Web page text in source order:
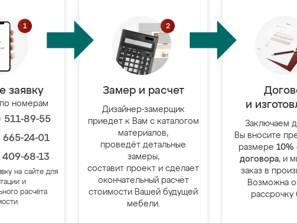
заявку
по номерам
89-55
24-01
68-13
на сайте для
и
расчёта
Замер и расчет
Дизайнер-замерщик
приедет к Вам с каталогом
материалов,
проведёт детальные
замеры,
составит проект и сделает
окончательный расчёт
стоимости Вашей будущей
мебели.
и
Заключаем
Вы вносите
размере 10%
договора, и
заказ в
Возможна
рассрочку